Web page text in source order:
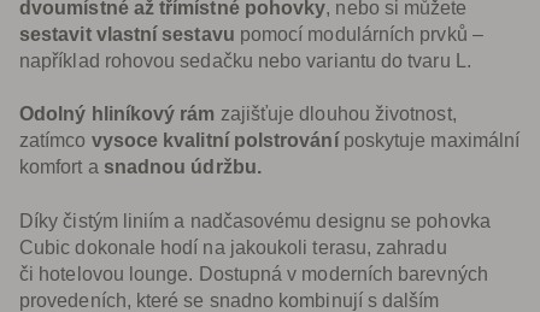
dvoumístné až třímístné pohovky, nebo si můžete
sestavit vlastní sestavu pomocí modulárních prvků –
například rohovou sedačku nebo variantu do tvaru L.
Odolný hliníkový rám zajišťuje dlouhou životnost,
zatímco vysoce kvalitní polstrováníposkytuje maximální
komfort a snadnou údržbu.
Díky čistým liniím a nadčasovému designu se pohovka
Cubic dokonale hodí na jakoukoli terasu, zahradu
či hotelovou lounge. Dostupná v moderních barevných
provedeních, které se snadno kombinují s dalším